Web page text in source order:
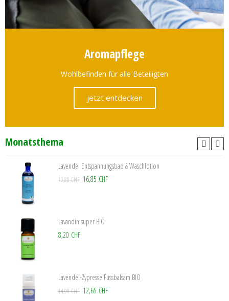
Aromapflege
Wohlbefinden für alle Beteiligten
jetzt entdecken
Monatsthema
Lavendel Entspannungsbad & Waschlotion
19,80 CHF 16,85 CHF
Lavandin super BIO
8,20 CHF
Lavendel-Zypresse Fussbalsam BIO
14,90 CHF 12,65 CHF